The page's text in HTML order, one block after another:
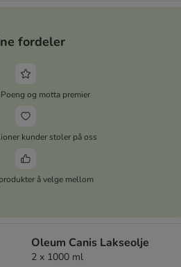
fordeler
og motta premier
kunder stoler på oss
å velge mellom
Oleum Canis Lakseolje
2 x 1000 ml